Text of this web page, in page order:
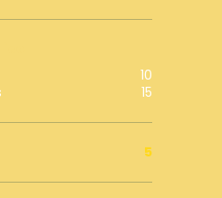
10
15
5